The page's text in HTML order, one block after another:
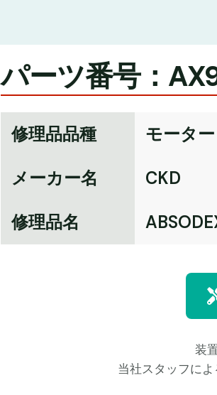
パーツ番号：
修理品品種
モータ
メーカー名
CKD
修理品名
装
当社スタッフに